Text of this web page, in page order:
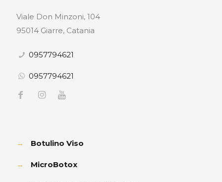
Viale Don Minzoni, 104
95014 Giarre, Catania
0957794621
0957794621
→ Botulino Viso
→ MicroBotox